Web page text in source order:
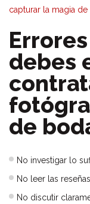
capturar la magia
debes
de
No investigar lo
No leer las
No discutir